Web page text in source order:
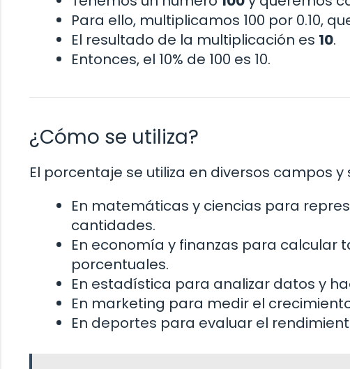
Para ello, multiplicamos 100 por 0.10,
El resultado de la multiplicación es 10.
Entonces, el 10% de 100 es 10.
¿Cómo se utiliza?
El porcentaje se utiliza en diversos campos y
En matemáticas y ciencias para
cantidades.
En economía y finanzas para calcular
porcentuales.
En estadística para analizar datos y
En marketing para medir el
En deportes para evaluar el